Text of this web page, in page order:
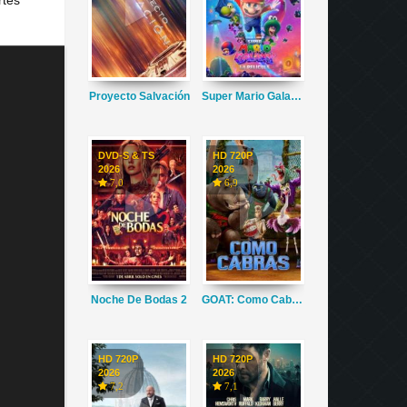
Proyecto Salvación Super Mario Galaxy La Película
DVD-S & TS
2026
7,0
Noche De Bodas 2
HD 720P
2026
6,9
GOAT: Como Cabras
HD 720P
2026
7,2
HD 720P
2026
7,1